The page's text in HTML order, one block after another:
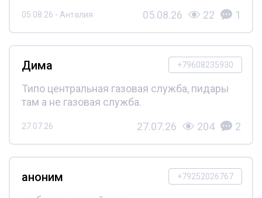
05.08.26 - Анталия 05.08.26 22 1
+79608235930
Дима
Типо центральная газовая служба, пидары
там а не газовая служба.
27.07.26 27.07.26 204 2
+79252026767
аноним